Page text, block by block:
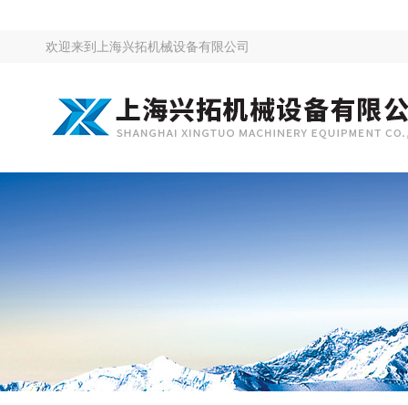
欢迎来到 上海兴拓机械设备有限公司